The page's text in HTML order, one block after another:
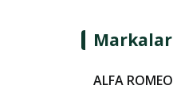
Markalar
ALFA ROMEO